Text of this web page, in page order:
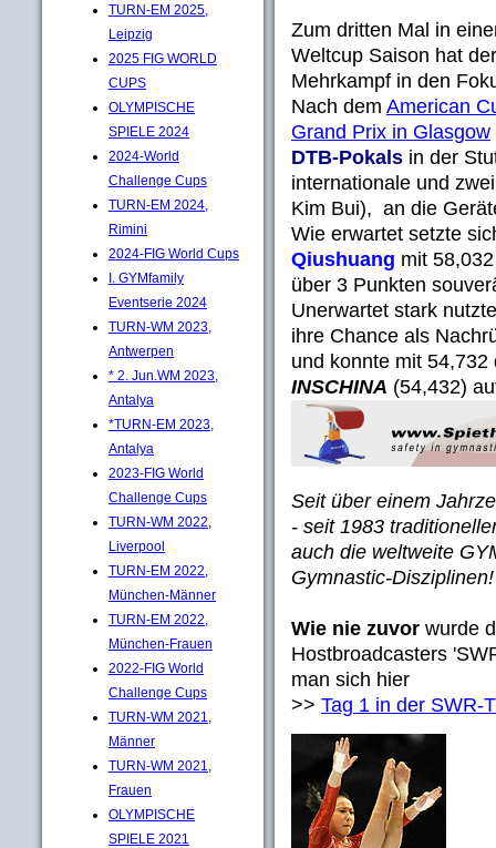
TURN-EM 2025,
Leipzig
2025 FIG WORLD
CUPS
OLYMPISCHE
SPIELE 2024
2024-World
Challenge Cups
TURN-EM 2024,
Rimini
2024-FIG World Cups
I. GYMfamily
Eventserie 2024
TURN-WM 2023,
Antwerpen
* 2. Jun.WM 2023,
Antalya
*TURN-EM 2023,
Antalya
2023-FIG World
Challenge Cups
TURN-WM 2022,
Liverpool
TURN-EM 2022,
München-Männer
TURN-EM 2022,
München-Frauen
2022-FIG World
Challenge Cups
TURN-WM 2021,
Männer
TURN-WM 2021,
Frauen
OLYMPISCHE
SPIELE 2021
Zum dritten Mal in
Weltcup Saison hat
Mehrkampf in den
Nach dem American
Grand Prix in Glasgow
DTB-Pokals in der
internationale und
Kim Bui), an die
Wie erwartet setzte
Qiushuang mit
über 3 Punkten
Unerwartet stark
ihre Chance als
und konnte mit
INSCHINA (54,432)
Seit über einem
- seit 1983
auch die weltweite
Gymnastic-Disziplinen!
Wie nie zuvor wurde
Hostbroadcasters
man sich hier
>> Tag 1 in der SWR-